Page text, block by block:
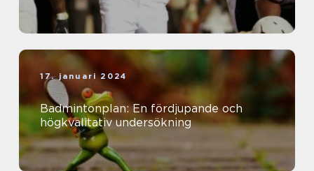
17. januari 2024
Badmintonplan: En fördjupande och
högkvalitativ undersökning